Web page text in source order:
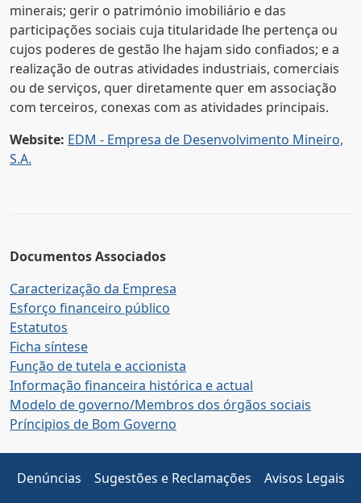
minerais; gerir o património imobiliário e das
participações sociais cuja titularidade lhe pertença ou
cujos poderes de gestão lhe hajam sido confiados; e a
realização de outras atividades industriais, comerciais
ou de serviços, quer diretamente quer em associação
com terceiros, conexas com as atividades principais.
Website: EDM - Empresa de Desenvolvimento Mineiro,
S.A.
Documentos Associados
Caracterização da Empresa
Esforço financeiro público
Estatutos
Ficha síntese
Função de tutela e accionista
Informação financeira histórica e actual
Modelo de governo/Membros dos órgãos sociais
Príncipios de Bom Governo
Denúncias Sugestões e Reclamações Avisos Legais